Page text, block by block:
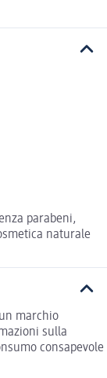
parabeni,
naturale
marchio
sulla
consapevole